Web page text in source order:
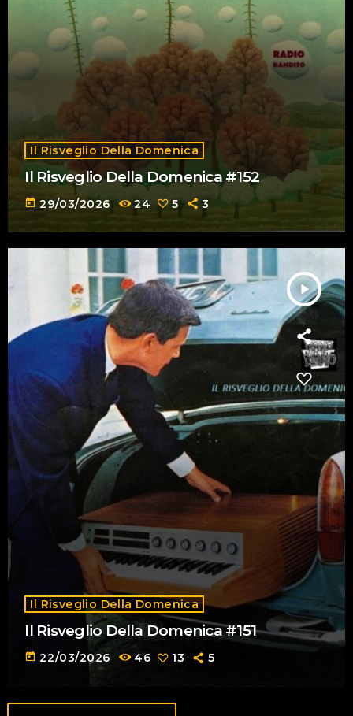
Il Risveglio Della Domenica
Il Risveglio Della Domenica #152
today 29/03/2026 24 5 3
play_arrow
Il Risveglio Della Domenica
Il Risveglio Della Domenica #151
today 22/03/2026 46 13 5